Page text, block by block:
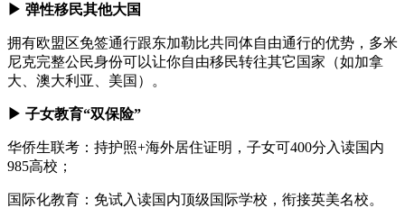
▶ 弹性移民其他大国
拥有欧盟区免签通行跟东加勒比共同体自由通行的优势，多米
尼克完整公民身份可以让你自由移民转往其它国家（如加拿
大、澳大利亚、美国）。
▶ 子女教育“双保险”
‌华侨生联考‌：持护照+海外居住证明，子女可400分入读国内
985高校；
‌国际化教育‌：免试入读国内顶级国际学校，衔接英美名校。